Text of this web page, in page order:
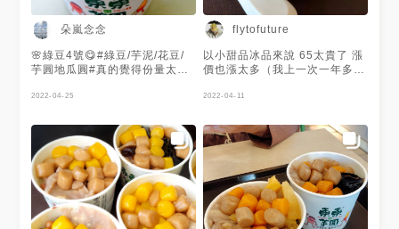
朵嵐念念
🌸綠豆4號😋#綠豆/芋泥/花豆/
芋圓地瓜圓#真的覺得份量太多
回最初的美好滋味😅😂
2022-04-25
flytofuture
以小甜品冰品來說 65太貴了 漲
價也漲太多（我上一次一年多前
過40的年代） 覺得應該不會再
2022-04-11